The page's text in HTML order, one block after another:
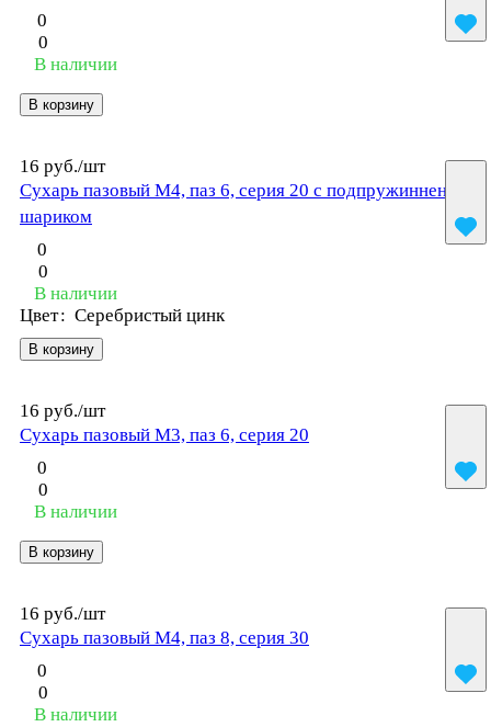
0
0
В наличии
В корзину
16 руб./шт
Сухарь пазовый М4, паз 6, серия 20 с подпружинненым
шариком
0
0
В наличии
В корзину
Цвет: Серебристый цинк
16 руб./шт
Сухарь пазовый М3, паз 6, серия 20
0
0
В наличии
В корзину
16 руб./шт
Сухарь пазовый М4, паз 8, серия 30
0
0
В наличии